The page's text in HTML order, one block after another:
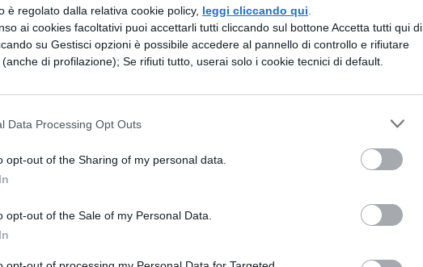
è regolato dalla relativa cookie policy, leggi cliccando qui
ai cookies facoltativi puoi accettarli tutti cliccando sul bottone Accetta tutti qui di
su Gestisci opzioni è possibile accedere al pannello di controllo e rifiutare
di profilazione); Se rifiuti tutto, userai solo i cookie tecnici di default.
Data Processing Opt Outs
opt-out of the Sharing of my personal data.
opt-out of the Sale of my Personal Data.
casa non lontano dal mare disse: Voglio morire
la patria da grandi delitti e dai cattivi
triumvire armate e con volto minaccioso ma
ai servi che non difendessero il padrone. Disse
libera non voglio vivere in una patria serva.
triumviri tagliarono la testa e la mano di
scritto contro Antonio; inoltre per ordine di
nei rostri affinchè tutti i cittadini vedessero.